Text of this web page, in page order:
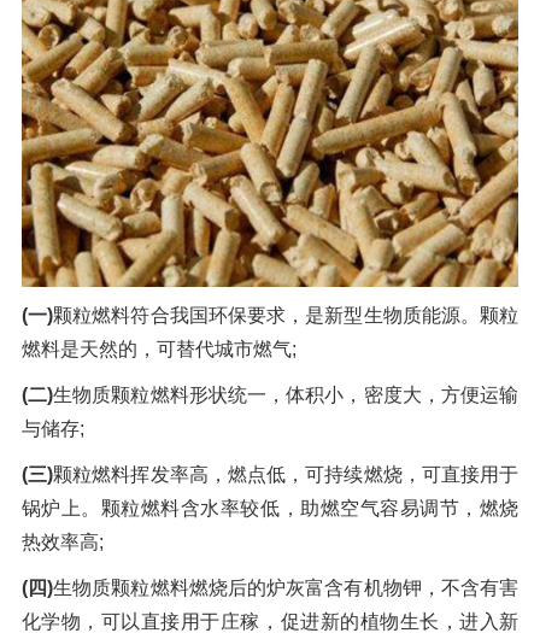
(一)颗粒燃料符合我国环保要求，是新型生物质能源。颗粒
燃料是天然的，可替代城市燃气;
(二)生物质颗粒燃料形状统一，体积小，密度大，方便运输
与储存;
(三)颗粒燃料挥发率高，燃点低，可持续燃烧，可直接用于
锅炉上。颗粒燃料含水率较低，助燃空气容易调节，燃烧
热效率高;
(四)生物质颗粒燃料燃烧后的炉灰富含有机物钾，不含有害
化学物，可以直接用于庄稼，促进新的植物生长，进入新